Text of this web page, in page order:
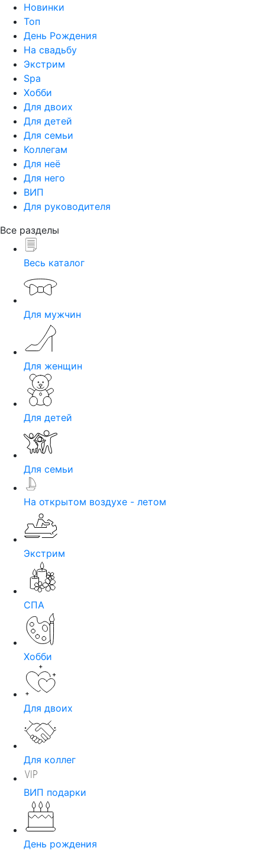
Новинки
Топ
День Рождения
На свадьбу
Экстрим
Spa
Хобби
Для двоих
Для детей
Для семьи
Коллегам
Для неё
Для него
ВИП
Для руководителя
Все разделы
Весь каталог
Для мужчин
Для женщин
Для детей
Для семьи
На открытом воздухе - летом
Экстрим
СПА
Хобби
Для двоих
Для коллег
ВИП подарки
День рождения